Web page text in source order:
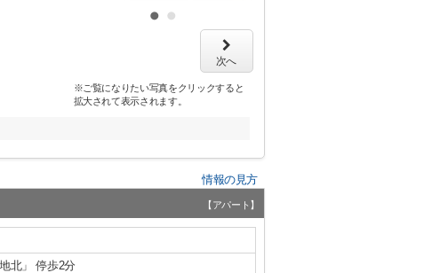
次へ
※ご覧になりたい写真をクリックすると
拡大されて表示されます。
情報の見方
【アパート】
北」 停歩2分